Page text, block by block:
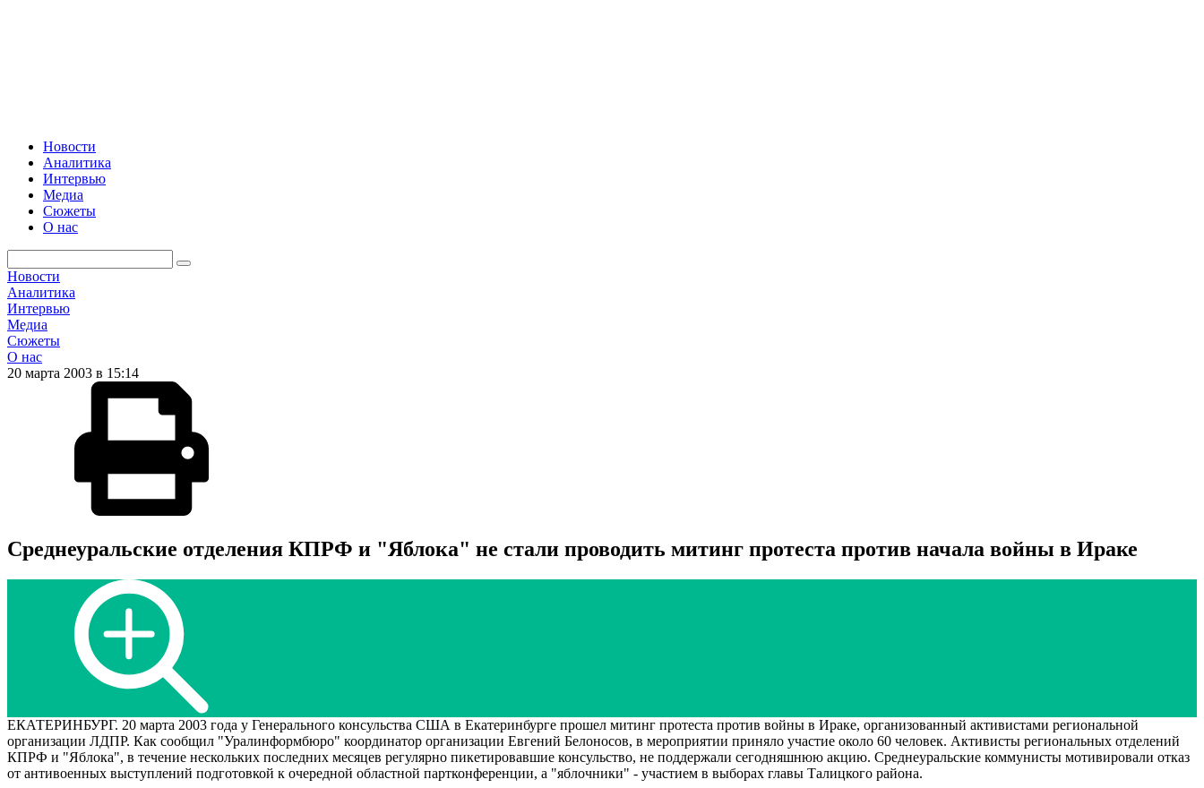
Новости
Аналитика
Интервью
Медиа
Сюжеты
О нас
Новости
Аналитика
Интервью
Медиа
Сюжеты
О нас
20 марта 2003 в 15:14
Среднеуральские отделения КПРФ и "Яблока" не стали проводить митинг протеста против начала войны в Ираке
ЕКАТЕРИНБУРГ. 20 марта 2003 года у Генерального консульства США в Екатеринбурге прошел митинг протеста против войны в Ираке, организованный активистами региональной
организации ЛДПР. Как сообщил "Уралинформбюро" координатор организации Евгений Белоносов, в мероприятии приняло участие около 60 человек. Активисты региональных отделений
КПРФ и "Яблока", в течение нескольких последних месяцев регулярно пикетировавшие консульство, не поддержали сегодняшнюю акцию. Среднеуральские коммунисты мотивировали отказ
от антивоенных выступлений подготовкой к очередной областной партконференции, а "яблочники" - участием в выборах главы Талицкого района.